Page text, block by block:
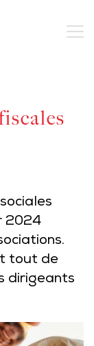
2024
tout de
dirigeants